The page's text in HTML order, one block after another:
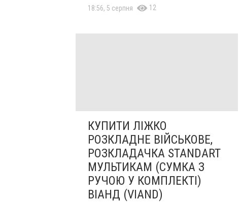
18:56, 5 серпня 12
КУПИТИ ЛІЖКО
РОЗКЛАДНЕ ВІЙСЬКОВЕ,
РОЗКЛАДАЧКА STANDART
МУЛЬТИКАМ (СУМКА З
РУЧОЮ У КОМПЛЕКТІ)
ВІАНД (VIAND)